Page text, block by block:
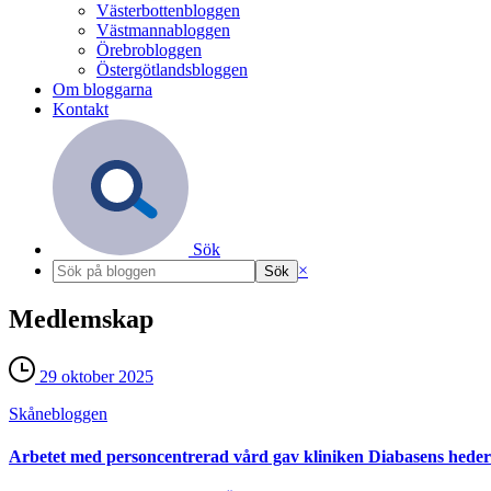
Västerbottenbloggen
Västmannabloggen
Örebrobloggen
Östergötlandsbloggen
Om bloggarna
Kontakt
Sök
×
Medlemskap
29 oktober 2025
Skåne­bloggen
Arbetet med personcentrerad vård gav kliniken Diabasens